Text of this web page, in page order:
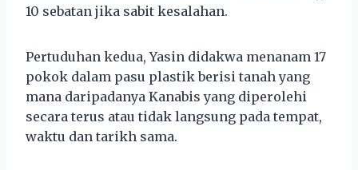
10 sebatan jika sabit kesalahan.
Pertuduhan kedua, Yasin didakwa menanam 17
pokok dalam pasu plastik berisi tanah yang
mana daripadanya Kanabis yang diperolehi
secara terus atau tidak langsung pada tempat,
waktu dan tarikh sama.